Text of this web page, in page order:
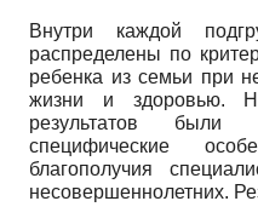
Внутри каждой
распределены по
ребенка из семьи при
жизни и здоровью.
результатов
специфические
благополучия
несовершеннолетних.